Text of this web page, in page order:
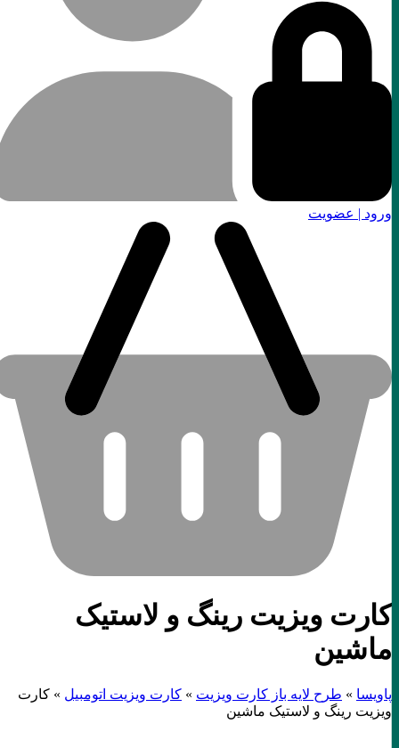
ورود | عضویت
کارت ویزیت رینگ و لاستیک
ماشین
پاویسا»طرح لایه باز کارت ویزیت»کارت ویزیت اتومبیل »کارت
ویزیت رینگ و لاستیک ماشین